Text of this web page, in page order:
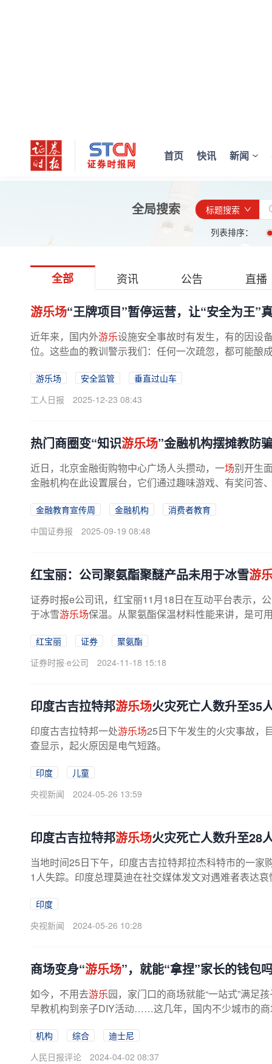
首页 快讯 新闻
全局搜索
标题搜索
列表排序：
全部 资讯 公告 直播
游乐场“王牌项目”暂停运营，让“安全为王”
近年来，国内外游乐设施安全事故时有发生，有的因设
位。这些血的教训警示我们：任何一次疏忽，都可能酿
游乐场 安全监管
垂直过山车
工人日报
2025-12-23 08:43
热门商圈变“知识游乐场”金融机构摆摊教防
近日，北京金融街购物中心广场人头攒动，一场别开生
金融机构在此设置展台，它们通过趣味游戏、有奖问答
金融教育宣传周 金融机构
消费者教育
中国证券报
2025-09-19 08:48
红宝丽：公司聚氨酯聚醚产品未用于冰雪游
证券时报e公司讯，红宝丽11月18日在互动平台表示，
于冰雪游乐场保温。从聚氨酯保温材料性能来讲，是可
红宝丽 证券
聚氨酯
证券时报·e公司
2024-11-18 15:18
印度古吉拉特邦游乐场火灾死亡人数升至35
印度古吉拉特邦一处游乐场25日下午发生的火灾事故，
查显示，起火原因是电气短路。
印度
儿童
央视新闻
2024-05-26 13:59
印度古吉拉特邦游乐场火灾死亡人数升至28
当地时间25日下午，印度古吉拉特邦拉杰科特市的一家
1人失踪。印度总理莫迪在社交媒体发文对遇难者表达
印度
央视新闻
2024-05-26 10:28
商场变身“游乐场”，就能“拿捏”家长的钱包
如今，不用去游乐园，家门口的商场就能“一站式”满足
早教机构到亲子DIY活动……这几年，国内不少城市的商
机构 综合
迪士尼
人民日报评论
2024-04-02 08:37